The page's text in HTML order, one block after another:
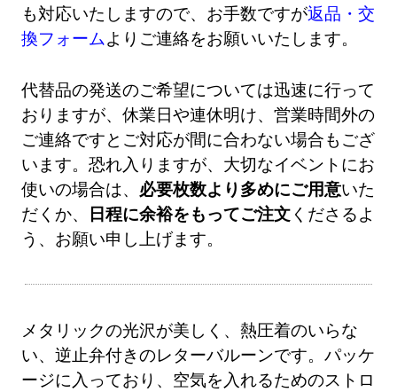
も対応いたしますので、お手数ですが返品・交
換フォームよりご連絡をお願いいたします。
代替品の発送のご希望については迅速に行って
おりますが、休業日や連休明け、営業時間外の
ご連絡ですとご対応が間に合わない場合もござ
います。恐れ入りますが、大切なイベントにお
使いの場合は、 必要枚数より多めにご用意いた
だくか、
日程に余裕をもってご注文 くださるよ
う、お願い申し上げます。
メタリックの光沢が美しく、熱圧着のいらな
い、逆止弁付きのレターバルーンです。パッケ
ージに入っており、空気を入れるためのストロ